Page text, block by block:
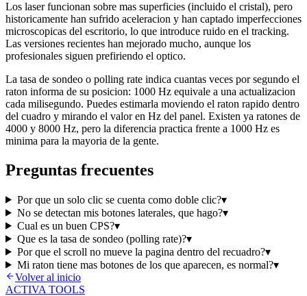
Los laser funcionan sobre mas superficies (incluido el cristal), pero
historicamente han sufrido aceleracion y han captado imperfecciones
microscopicas del escritorio, lo que introduce ruido en el tracking.
Las versiones recientes han mejorado mucho, aunque los
profesionales siguen prefiriendo el optico.
La tasa de sondeo o polling rate indica cuantas veces por segundo el
raton informa de su posicion: 1000 Hz equivale a una actualizacion
cada milisegundo. Puedes estimarla moviendo el raton rapido dentro
del cuadro y mirando el valor en Hz del panel. Existen ya ratones de
4000 y 8000 Hz, pero la diferencia practica frente a 1000 Hz es
minima para la mayoria de la gente.
Preguntas frecuentes
Por que un solo clic se cuenta como doble clic?▾
No se detectan mis botones laterales, que hago?▾
Cual es un buen CPS?▾
Que es la tasa de sondeo (polling rate)?▾
Por que el scroll no mueve la pagina dentro del recuadro?▾
Mi raton tiene mas botones de los que aparecen, es normal?▾
Volver al inicio
ACTIVA TOOLS